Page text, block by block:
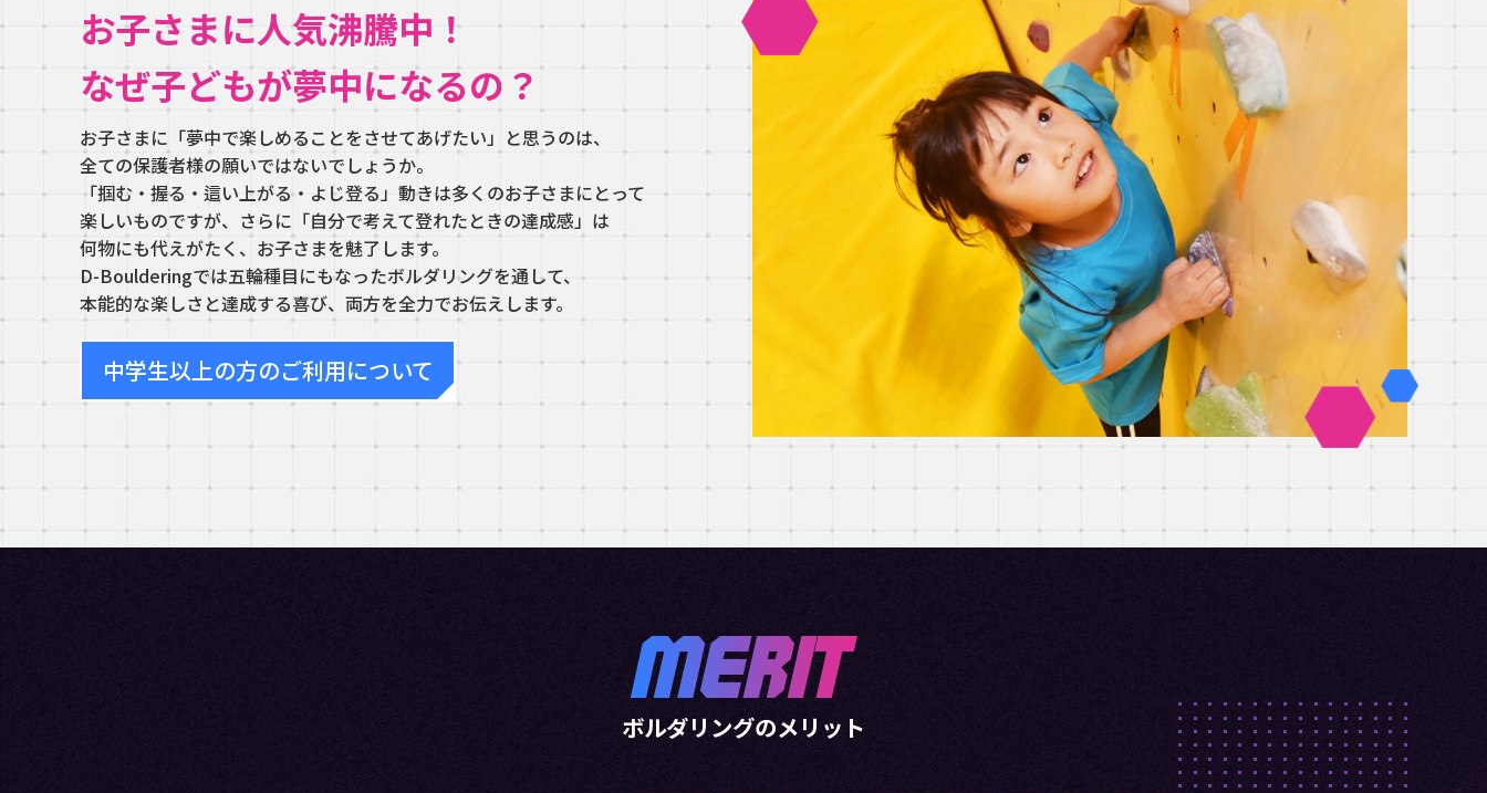
お子さまに人気沸騰中！
なぜ子どもが夢中になるの？
お子さまに「夢中で楽しめることをさせてあげたい」と思うのは、
全ての保護者様の願いではないでしょうか。
「掴む・握る・這い上がる・よじ登る」動きは多くのお子さまにとって
楽しいものですが、さらに「自分で考えて登れたときの達成感」は
何物にも代えがたく、お子さまを魅了します。
D-Boulderingでは五輪種目にもなったボルダリングを通して、
本能的な楽しさと達成する喜び、両方を全力でお伝えします。
中学生以上の方のご利用について
ボルダリングのメリット